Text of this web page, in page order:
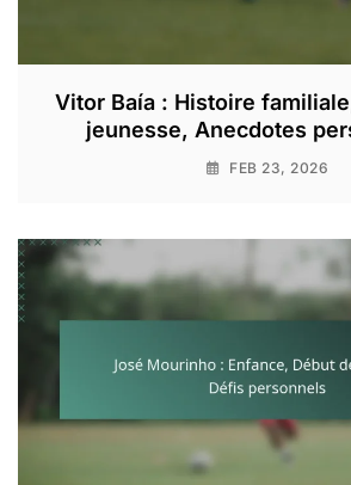
Vitor Baía : Histoire
jeunesse, Anecdotes
FEB 23, 2026